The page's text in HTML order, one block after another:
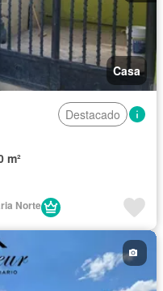
Casa
Destacado
m²
Norte